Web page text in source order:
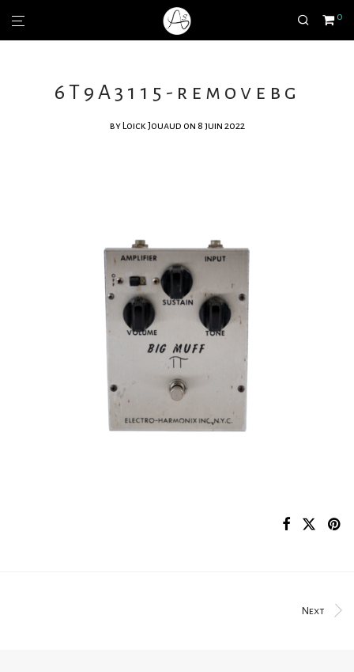
0
6T9A3115-removebg
by Loick Jouaud on 8 juin 2022
Next